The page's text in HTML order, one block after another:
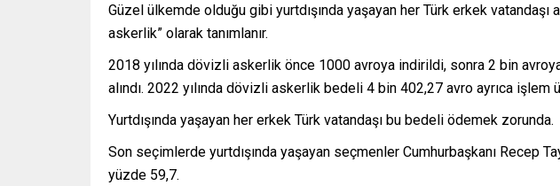
Güzel ülkemde olduğu gibi yurtdışında yaşayan her Türk erkek
askerlik” olarak tanımlanır.
2018 yılında dövizli askerlik önce 1000 avroya indirildi, sonra 2 bin
alındı. 2022 yılında dövizli askerlik bedeli 4 bin 402,27 avro ayrıca
Yurtdışında yaşayan her erkek Türk vatandaşı bu bedeli ödemek zorunda.
Son seçimlerde yurtdışında yaşayan seçmenler Cumhurbaşkanı Recep
yüzde 59,7.